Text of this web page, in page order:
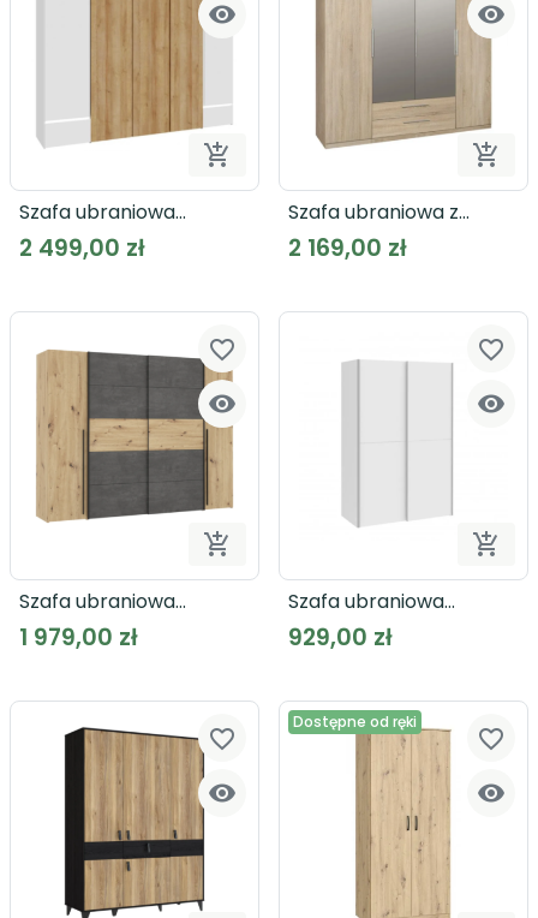


Dodaj do koszyka
Szafa ubraniowa
LENYBELARDO LNBS5511B
2 499,00 zł


Szafa ubraniowa z
lustrem CADIXO
CDXS84S dąb sonoma
2 169,00 zł


Dodaj do koszyka
favorite_border
Szafa ubraniowa
NARAGO NRGS82511
1 979,00 zł


favorite_border
Szafa ubraniowa
OZZULA
929,00 zł

favorite_border
Dostępne od ręki

favorite_border